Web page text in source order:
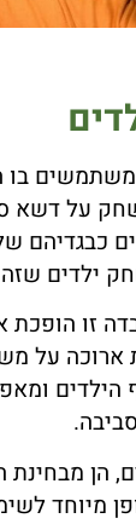
בו
על
ילדים
זו
ארוכה
הן
מיוחד